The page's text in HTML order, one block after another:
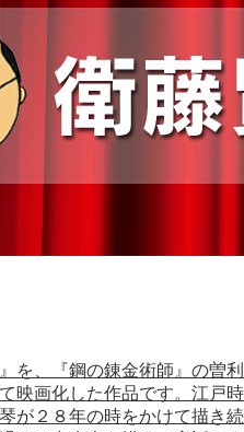
を、『鋼の錬金術師』の曽利
映画化した作品です。江戸時
が２８年の時をかけて描き続